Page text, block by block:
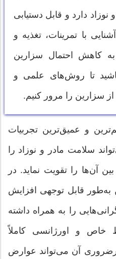
نوزاد دارد و قابل دستیابی
با تمرینات، تغذیه و
کاهش احتمال سزارین
تا روش‌های علمی و
سزارین را مرور کنیم.
و عمیق‌ترین تجربیات
سلامت مادر و نوزاد را
آن‌ها را تقویت نماید. در
به‌طور قابل توجهی افزایش
را به همراه داشته
خاص و اورژانسی کاملاً
آن می‌تواند عوارض